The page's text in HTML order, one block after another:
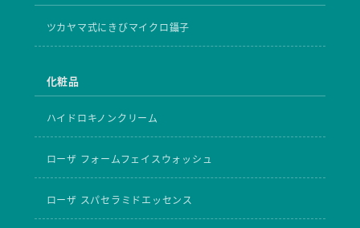
ツカヤマ式にきびマイクロ鑷子
化粧品
ハイドロキノンクリーム
ローザ フォームフェイスウォッシュ
ローザ スパセラミドエッセンス